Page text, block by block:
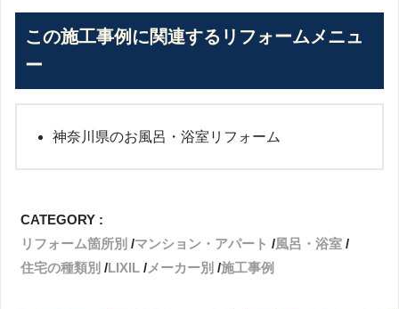
この施工事例に関連するリフォームメニュ
ー
神奈川県のお風呂・浴室リフォーム
CATEGORY :
リフォーム箇所別
マンション・アパート
風呂・浴室
住宅の種類別
LIXIL メーカー別 施工事例